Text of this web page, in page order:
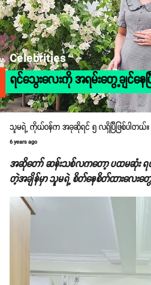
Celebrities
ရင်သွေးလေးကို အရမ်းတွေ့ချင်န
သူမရဲ့ ကိုယ်ဝန်က အခုဆိုရင် ၅ လရှိပြီဖြစ်ပါတယ်။
6 years ago
အဆိုတော် ဆန်းသစ်လကတော့ ပထမဆုံး
တဲ့အချိန်မှာ သူမရဲ့ စိတ်နေစိတ်ထားလေးတွ